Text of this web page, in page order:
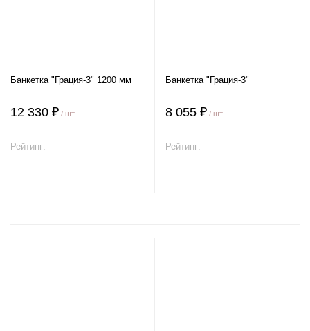
Банкетка "Грация-3" 1200 мм
12 330 ₽ / шт
Рейтинг:
Банкетка "Грация-3"
8 055 ₽ / шт
Рейтинг: